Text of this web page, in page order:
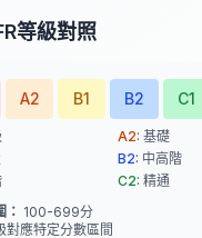
等級對照
A2 B1 B2 C1
A2: 基礎
B2: 中高階
C2: 精通
： 100-699分
對應特定分數區間